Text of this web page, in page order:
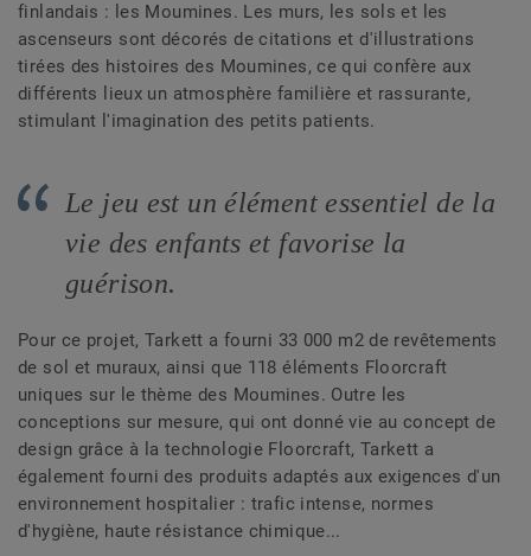
finlandais : les Moumines. Les murs, les sols et les
ascenseurs sont décorés de citations et d'illustrations
tirées des histoires des Moumines, ce qui confère aux
différents lieux un atmosphère familière et rassurante,
stimulant l'imagination des petits patients.
Le jeu est un élément essentiel de la
vie des enfants et favorise la
guérison.
Pour ce projet, Tarkett a fourni 33 000 m2 de revêtements
de sol et muraux, ainsi que 118 éléments Floorcraft
uniques sur le thème des Moumines. Outre les
conceptions sur mesure, qui ont donné vie au concept de
design grâce à la technologie Floorcraft, Tarkett a
également fourni des produits adaptés aux exigences d'un
environnement hospitalier : trafic intense, normes
d'hygiène, haute résistance chimique...